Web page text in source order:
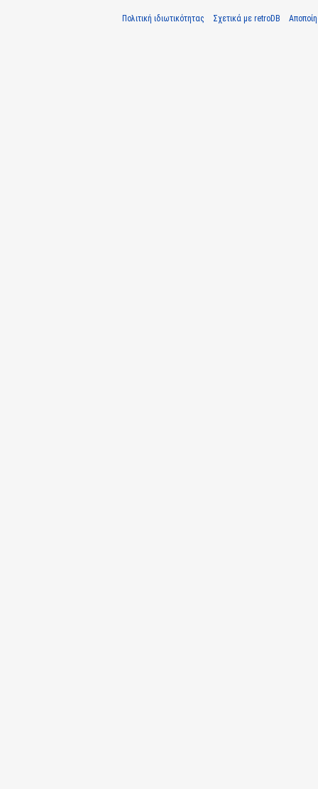
Πολιτική ιδιωτικότητας Σχετικά με retroDB